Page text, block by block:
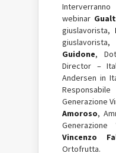
webinar
giuslavorista,
Guidone,
Director –
Andersen in
Generazione
Amoroso,
Vincenzo
Ortofrutta.